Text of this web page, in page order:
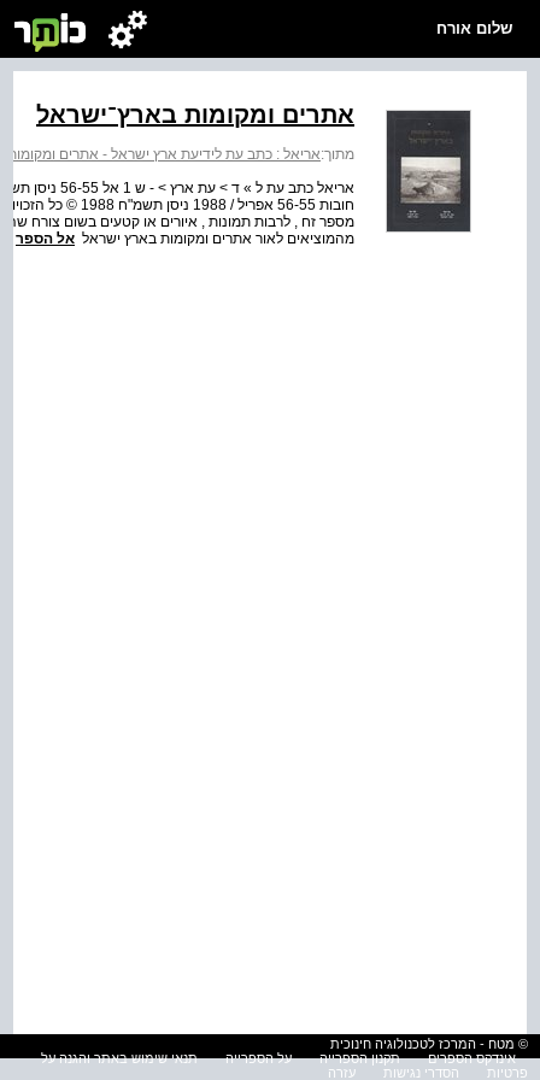
שלום אורח
אתרים ומקומות בארץ־ישראל
מתוך:אריאל : כתב עת לידיעת ארץ ישראל - אתרים ומקומות
מספר זח , לרבות תמונות , איורים או קטעים בשום צורח
מהמוציאים לאור אתרים ומקומות בארץ ישראל אל הספר
© מטח - המרכז לטכנולוגיה חינוכית
אינדקס הספרים
תקנון הספרייה על הספרייה
תנאי שימוש באתר והגנה על
פרטיות
הסדרי נגישות עזרה